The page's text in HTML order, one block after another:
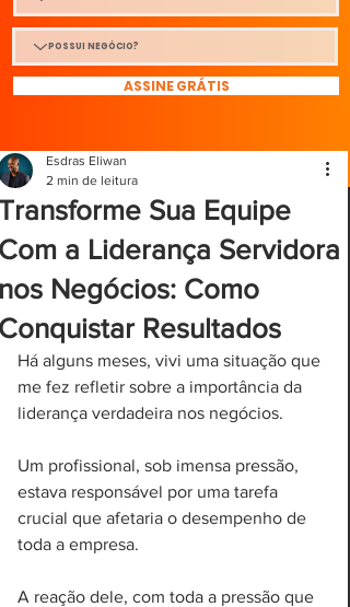
ASSINE GRÁTIS
Sua Equipe
a Liderança Servidora
Negócios: Como
Resultados
Esdras Eliwan
2 min de leitura
Há alguns meses, vivi uma situação que
me fez refletir sobre a importância da
liderança verdadeira nos negócios.
Um profissional, sob imensa pressão,
estava responsável por uma tarefa
crucial que afetaria o desempenho de
toda a empresa.
A reação dele, com toda a pressão que